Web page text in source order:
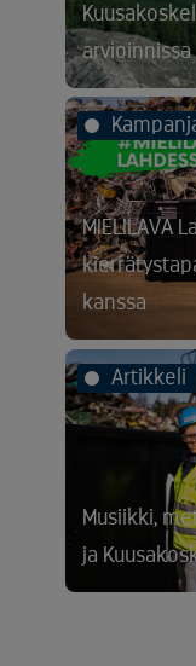
arvioinnissa
MIELILAVA
kanssa
Artikkeli
Musiikki,
ja